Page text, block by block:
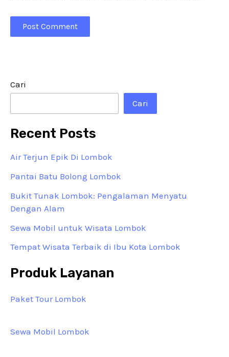
Cari
Cari
Recent Posts
Air Terjun Epik Di Lombok
Pantai Batu Bolong Lombok
Bukit Tunak Lombok: Pengalaman Menyatu
Dengan Alam
Sewa Mobil untuk Wisata Lombok
Tempat Wisata Terbaik di Ibu Kota Lombok
Produk Layanan
Paket Tour Lombok
Sewa Mobil Lombok